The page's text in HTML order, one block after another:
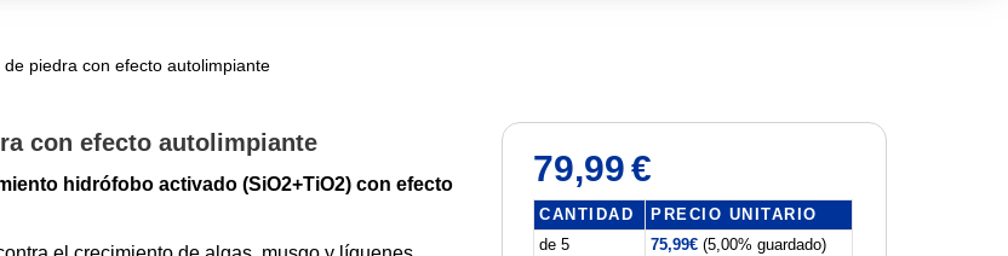
de piedra con efecto autolimpiante
con efecto autolimpiante
hidrófobo activado (SiO2+TiO2) con efecto
79,99€
CANTIDAD
PRECIO UNITARIO
de 5
75,99€ (5,00% guardado)